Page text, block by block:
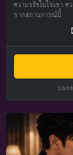
ความจริงในใจเขา
จากสถานการณ์นี้
ปลอ